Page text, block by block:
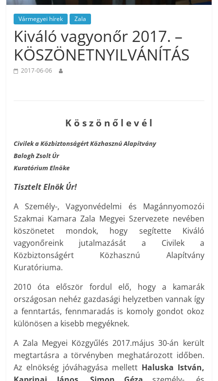
Vármegyei hírek Zala
Kiváló vagyonőr 2017. –
KÖSZÖNETNYILVÁNÍTÁS
2017-06-06
K ö s z ö n ő l e v é l
Civilek a Közbiztonságért Közhasznú Alapítvány
Balogh Zsolt Úr
Kuratórium Elnöke
Tisztelt Elnök Úr!
A Személy-, Vagyonvédelmi és Magánnyomozói
Szakmai Kamara Zala Megyei Szervezete nevében
köszönetet mondok, hogy segítette Kiváló
vagyonőreink jutalmazását a Civilek a
Közbiztonságért Közhasznú Alapítvány
Kuratóriuma.
2010 óta először fordul elő, hogy a kamarák
országosan nehéz gazdasági helyzetben vannak így
a fenntartás, fennmaradás is komoly gondot okoz
különösen a kisebb megyéknek.
A Zala Megyei Közgyűlés 2017.május 30-án került
megtartásra a törvényben meghatározott időben.
Az elnökség jóváhagyása mellett Haluska István,